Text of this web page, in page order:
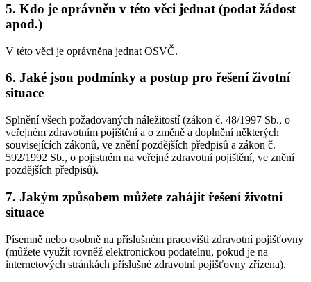
5. Kdo je oprávněn v této věci jednat (podat žádost
apod.)
V této věci je oprávněna jednat OSVČ.
6. Jaké jsou podmínky a postup pro řešení životní
situace
Splnění všech požadovaných náležitostí (zákon č. 48/1997 Sb., o
veřejném zdravotním pojištění a o změně a doplnění některých
souvisejících zákonů, ve znění pozdějších předpisů a zákon č.
592/1992 Sb., o pojistném na veřejné zdravotní pojištění, ve znění
pozdějších předpisů).
7. Jakým způsobem můžete zahájit řešení životní
situace
Písemně nebo osobně na příslušném pracovišti zdravotní pojišťovny
(můžete využít rovněž elektronickou podatelnu, pokud je na
internetových stránkách příslušné zdravotní pojišťovny zřízena).